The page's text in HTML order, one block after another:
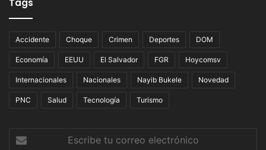
Tags
Accidente Choque Crimen Deportes DOM
Economía EEUU El Salvador FGR Hoycomsv
Internacionales Nacionales Nayib Bukele Novedad
PNC Salud Tecnología Turismo